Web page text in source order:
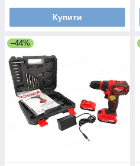
Купити
–44%